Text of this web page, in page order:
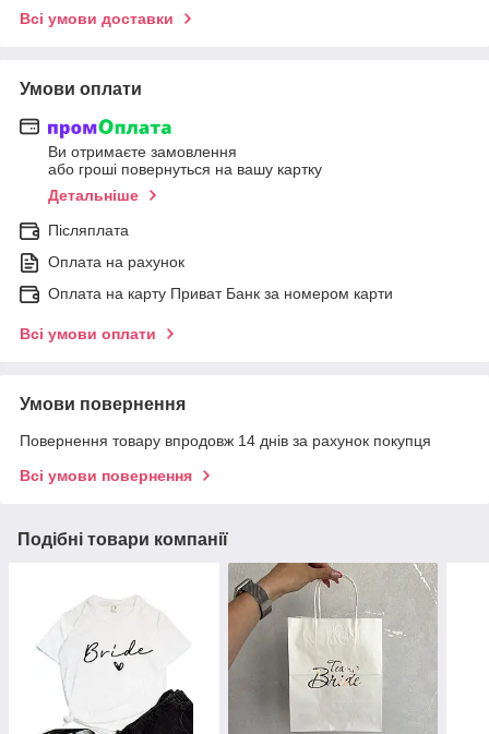
Всі умови доставки
Умови оплати
Ви отримаєте замовлення
або гроші повернуться на вашу картку
Детальніше
Післяплата
Оплата на рахунок
Оплата на карту Приват Банк за номером карти
Всі умови оплати
Умови повернення
Повернення товару впродовж 14 днів за рахунок покупця
Всі умови повернення
Подібні товари компанії